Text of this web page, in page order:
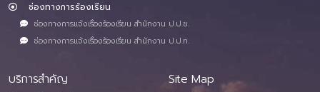
ช่องทางการร้องเรียน
ช่องทางการแจ้งเรื่องร้องเรียน สำนักงาน ป.ป.ช.
ช่องทางการแจ้งเรื่องร้องเรียน สำนักงาน ป.ป.ท.
บริการสำคัญ Site Map